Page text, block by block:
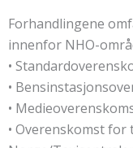
Forhandlingene
innenfor NHO-
•
•
•
• Overenskomst